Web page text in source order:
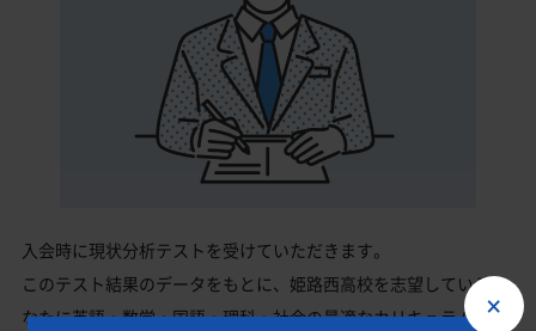
入会時に現状分析テストを受けていただきます。
このテスト結果のデータをもとに、姫路西高校を志望しているあ
なたに英語・数学・国語・理科・社会の最適なカリキュラムを作
×